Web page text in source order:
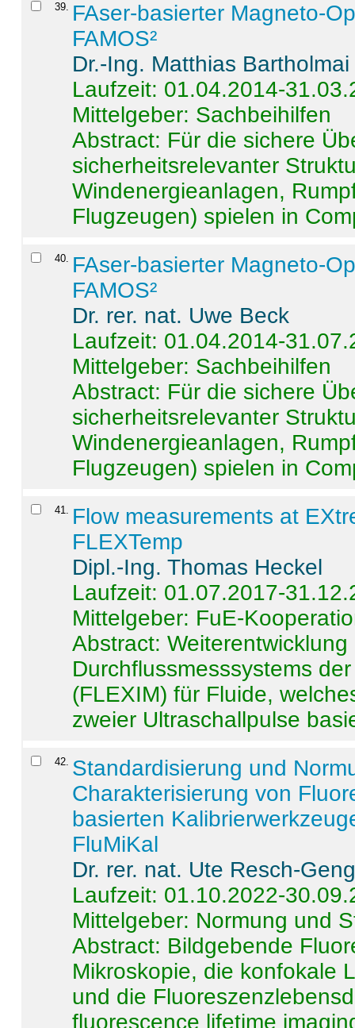
39. FAser-basierter Magneto-
FAMOS²
Dr.-Ing. Matthias Bartholmai
Laufzeit: 01.04.2014-
Mittelgeber: Sachbeihilfen
Abstract: Für die sichere
sicherheitsrelevanter
Windenergieanlagen,
Flugzeugen) spielen in
40. FAser-basierter Magneto-
FAMOS²
Dr. rer. nat. Uwe Beck
Laufzeit: 01.04.2014-
Mittelgeber: Sachbeihilfen
Abstract: Für die sichere
sicherheitsrelevanter
Windenergieanlagen,
Flugzeugen) spielen in
41. Flow measurements at
FLEXTemp
Dipl.-Ing. Thomas Heckel
Laufzeit: 01.07.2017-
Mittelgeber: FuE-
Abstract:
Durchflussmesssystems
(FLEXIM) für Fluide,
zweier Ultraschallpulse
42. Standardisierung und
Charakterisierung von
basierten
FluMiKal
Dr. rer. nat. Ute Resch-
Laufzeit: 01.10.2022-
Mittelgeber: Normung und
Abstract: Bildgebende
Mikroskopie, die konfokale
und die
fluorescence lifetime